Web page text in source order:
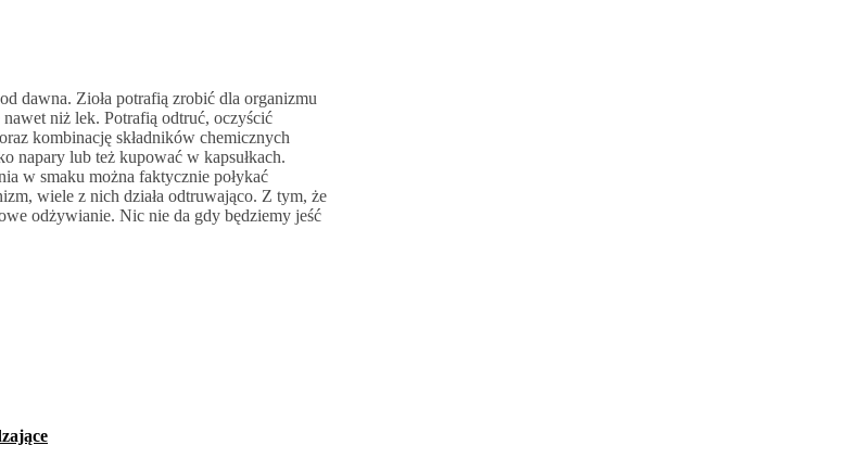
dawna. Zioła potrafią zrobić dla organizmu
nawet niż lek. Potrafią odtruć, oczyścić
kombinację składników chemicznych
napary lub też kupować w kapsułkach.
w smaku można faktycznie połykać
wiele z nich działa odtruwająco. Z tym, że
odżywianie. Nic nie da gdy będziemy jeść